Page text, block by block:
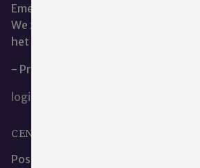
Emergis te Kloetinge.
We zitten naast de dienst
het restaurant.
- Privacy en Cookieverklaring
login
CENTRALE CLIËNTENRAAD EMERGIS
Postadres: